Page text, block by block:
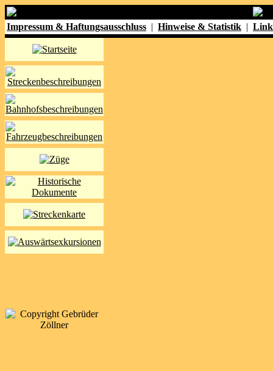
Impressum & Haftungsausschluss | Hinweise & Statistik |